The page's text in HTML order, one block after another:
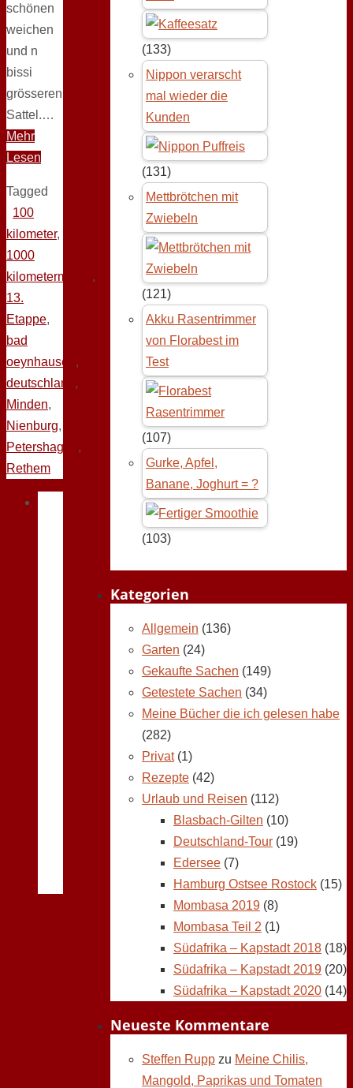
schönen
weichen
und n
bissi
grösseren
Sattel.…
Mehr
Lesen
Tagged
100
kilometer,
1000
kilometermarke ,
13.
Etappe,
bad
oeynhausen ,
deutschland ,
Minden,
Nienburg,
Petershagen ,
Rethem
(133)
Nippon verarscht
mal wieder die
Kunden
(131)
Mettbrötchen mit
Zwiebeln
(121)
Akku Rasentrimmer
von Florabest im
Test
(107)
Gurke, Apfel,
Banane, Joghurt = ?
(103)
Kategorien
Allgemein (136)
Garten (24)
Gekaufte Sachen (149)
Getestete Sachen (34)
Meine Bücher die ich gelesen habe
(282)
Privat(1)
Rezepte (42)
Urlaub und Reisen (112)
Blasbach-Gilten (10)
Deutschland-Tour (19)
Edersee (7)
Hamburg Ostsee Rostock (15)
Mombasa 2019 (8)
Mombasa Teil 2 (1)
Südafrika – Kapstadt 2018 (18)
Südafrika – Kapstadt 2019 (20)
Südafrika – Kapstadt 2020 (14)
Neueste Kommentare
Steffen Rupp zu Meine Chilis,
Mangold, Paprikas und Tomaten